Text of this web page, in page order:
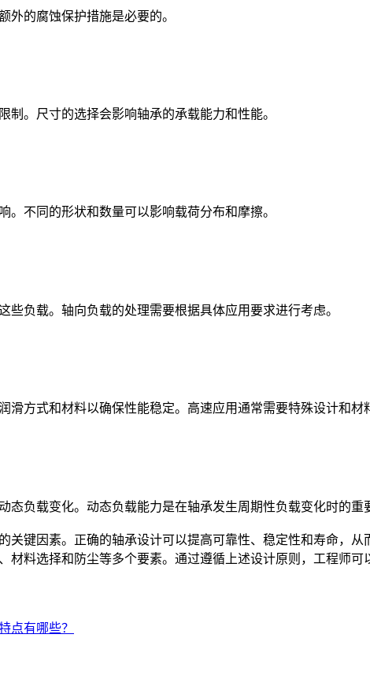
的腐蚀保护措施是必要的。
。尺寸的选择会影响轴承的承载能力和性能。
不同的形状和数量可以影响载荷分布和摩擦。
负载。轴向负载的处理需要根据具体应用要求进行考虑。
方式和材料以确保性能稳定。高速应用通常需要特殊设计和材
负载变化。动态负载能力是在轴承发生周期性负载变化时的重
键因素。正确的轴承设计可以提高可靠性、稳定性和寿命，从
材料选择和防尘等多个要素。通过遵循上述设计原则，工程师
点有哪些？